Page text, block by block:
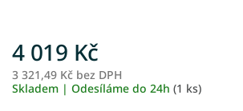
4 019 Kč
3 321,49 Kč bez DPH
Skladem | Odesíláme do 24h (1 ks)